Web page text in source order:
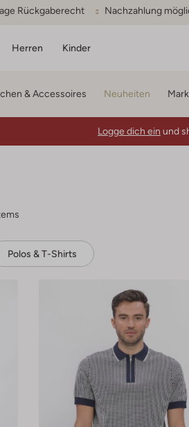
Rückgaberecht Nachzahlung
Herren Kinder
& Accessoires Neuheiten
Logge dich ein und
Polos & T-Shirts